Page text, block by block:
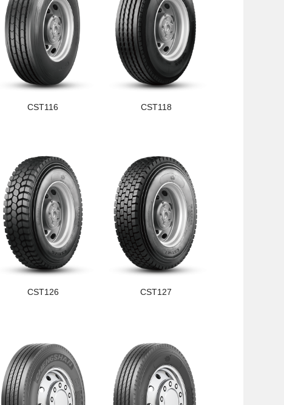
CST116 CST118
CST126 CST127